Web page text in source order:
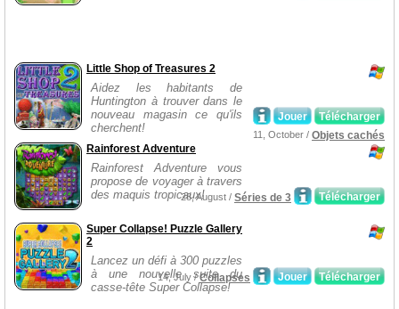
Little Shop of Treasures 2
Aidez les habitants de
Huntington à trouver dans le
nouveau magasin ce qu'ils
cherchent!
Télécharger
Jouer
11, October / Objets cachés
Rainforest Adventure
Rainforest Adventure vous
propose de voyager à travers
des maquis tropicaux!
Télécharger
28, August / Séries de 3
Super Collapse! Puzzle Gallery
2
Lancez un défi à 300 puzzles
à une nouvelle suite du
casse-tête Super Collapse!
Télécharger
Jouer
14, July /Collapses